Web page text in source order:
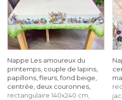
Nappe Les amoureux du
printemps, couple de lapins,
papillons, fleurs, fond beige,
centrée, deux couronnes,
rectangulaire 140x240 cm,